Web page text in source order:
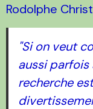
Rodolphe
"Si on veut
aussi parfois
recherche